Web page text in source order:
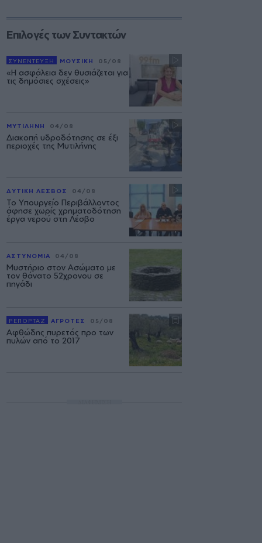
Επιλογές των Συντακτών
ΣΥΝΕΝΤΕΥΞΗ ΜΟΥΣΙΚΗ 05/08
«Η ασφάλεια δεν θυσιάζεται για
τις δημόσιες σχέσεις»
ΜΥΤΙΛΗΝΗ 04/08
Διακοπή υδροδότησης σε έξι
περιοχές της Μυτιλήνης
ΔΥΤΙΚΗ ΛΕΣΒΟΣ 04/08
Το Υπουργείο Περιβάλλοντος
άφησε χωρίς χρηματοδότηση
έργα νερού στη Λέσβο
ΑΣΤΥΝΟΜΙΑ 04/08
Μυστήριο στον Ασώματο με
τον θάνατο 52χρονου σε
πηγάδι
ΡΕΠΟΡΤΑΖ ΑΓΡΟΤΕΣ 05/08
Αφθώδης πυρετός προ των
πυλών από το 2017